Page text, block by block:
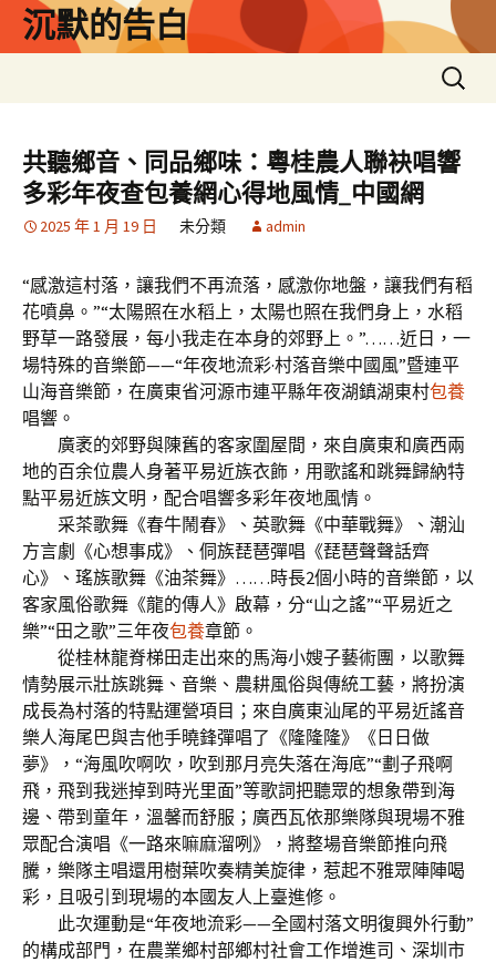
沉默的告白
搜
尋
鍵
字:
共聽鄉音、同品鄉味：粵桂農人聯袂唱響
多彩年夜查包養網心得地風情_中國網
2025 年 1 月 19 日 未分類 admin
“感激這村落，讓我們不再流落，感激你地盤，讓我們有稻
花噴鼻。”“太陽照在水稻上，太陽也照在我們身上，水稻
野草一路發展，每小我走在本身的郊野上。”……近日，一
場特殊的音樂節——“年夜地流彩·村落音樂中國風”暨連平
山海音樂節，在廣東省河源市連平縣年夜湖鎮湖東村包養
唱響。
廣袤的郊野與陳舊的客家圍屋間，來自廣東和廣西兩
地的百余位農人身著平易近族衣飾，用歌謠和跳舞歸納特
點平易近族文明，配合唱響多彩年夜地風情。
采茶歌舞《春牛鬧春》、英歌舞《中華戰舞》、潮汕
方言劇《心想事成》、侗族琵琶彈唱《琵琶聲聲話齊
心》、瑤族歌舞《油茶舞》……時長2個小時的音樂節，以
客家風俗歌舞《龍的傳人》啟幕，分“山之謠”“平易近之
樂”“田之歌”三年夜包養章節。
從桂林龍脊梯田走出來的馬海小嫂子藝術團，以歌舞
情勢展示壯族跳舞、音樂、農耕風俗與傳統工藝，將扮演
成長為村落的特點運營項目；來自廣東汕尾的平易近謠音
樂人海尾巴與吉他手曉鋒彈唱了《隆隆隆》《日日做
夢》，“海風吹啊吹，吹到那月亮失落在海底”“劃子飛啊
飛，飛到我迷掉到時光里面”等歌詞把聽眾的想象帶到海
邊、帶到童年，溫馨而舒服；廣西瓦依那樂隊與現場不雅
眾配合演唱《一路來嘛麻溜咧》，將整場音樂節推向飛
騰，樂隊主唱還用樹葉吹奏精美旋律，惹起不雅眾陣陣喝
彩，且吸引到現場的本國友人上臺進修。
此次運動是“年夜地流彩——全國村落文明復興外行動”
的構成部門，在農業鄉村部鄉村社會工作增進司、深圳市